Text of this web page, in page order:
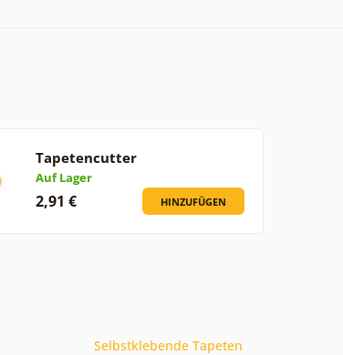
Tapetencutter
Auf Lager
2,91 € HINZUFÜGEN
Selbstklebende Tapeten